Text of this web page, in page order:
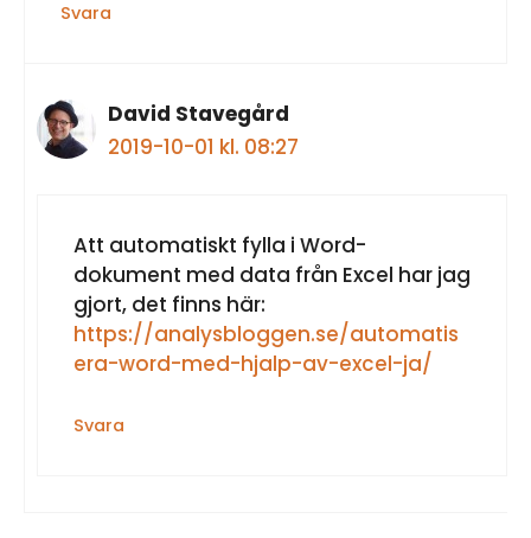
Svara
David Stavegård
2019-10-01 kl. 08:27
Att automatiskt fylla i Word-
dokument med data från Excel har jag
gjort, det finns här:
https://analysbloggen.se/automatis
era-word-med-hjalp-av-excel-ja/
Svara